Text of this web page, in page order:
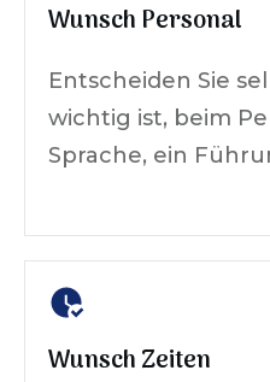
Wunsch Personal
Entscheiden Sie
wichtig ist, beim
Sprache, ein
Wunsch Zeiten